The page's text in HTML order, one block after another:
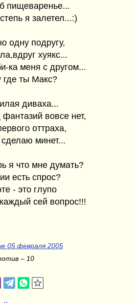
пищеваренье...
я залетел...:)
одну подругу,
хуякс...
ка меня с другом...
где ты Макс?
диваха...
вовсе нет,
оттраха,
минет...
я что мне думать?
есть спрос?
- это глупо
сей вопрос!!!
05 февраля 2005
– 10